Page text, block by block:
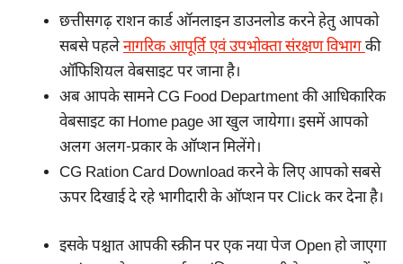
छत्तीसगढ़ राशन कार्ड ऑनलाइन डाउनलोड करने हेतु आपको
सबसे पहलेनागरिक आपूर्ति एवं उपभोक्ता संरक्षण विभागकी
ऑफिशियल वेबसाइट पर जाना है।
अब आपके सामने CG Food Department की आधिकारिक
वेबसाइट का Home page आ खुल जायेगा। इसमें आपको
अलग अलग-प्रकार के ऑप्शन मिलेंगे।
CG Ration Card Download करने के लिए आपको सबसे
ऊपर दिखाई दे रहे भागीदारी के ऑप्शन पर Click कर देना है।
इसके पश्चात आपकी स्क्रीन पर एक नया पेज Open हो जाएगा